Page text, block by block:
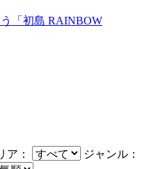
「初島 RAINBOW
ア：
ジャンル：